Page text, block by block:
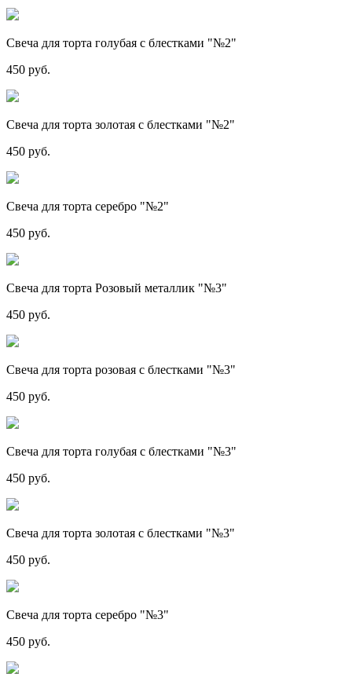
Свеча для торта голубая с блестками "№2"
450 руб.
Свеча для торта золотая с блестками "№2"
450 руб.
Свеча для торта серебро "№2"
450 руб.
Свеча для торта Розовый металлик "№3"
450 руб.
Свеча для торта розовая с блестками "№3"
450 руб.
Свеча для торта голубая с блестками "№3"
450 руб.
Свеча для торта золотая с блестками "№3"
450 руб.
Свеча для торта серебро "№3"
450 руб.